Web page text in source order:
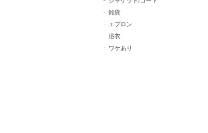
雑貨
エプロン
浴衣
ワケあり